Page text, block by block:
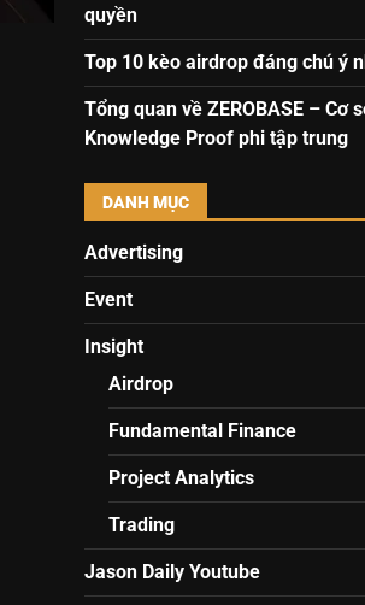
quyền
Top 10 kèo airdrop đáng chú ý
Tổng quan về ZEROBASE – Cơ
Knowledge Proof phi tập trung
DANH MỤC
Advertising
Event
Insight
Airdrop
Fundamental Finance
Project Analytics
Trading
Jason Daily Youtube